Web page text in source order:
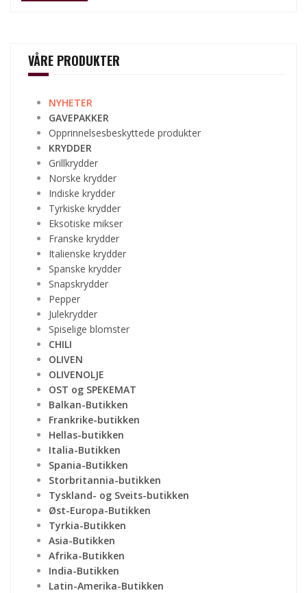
VÅRE PRODUKTER
NYHETER
GAVEPAKKER
Opprinnelsesbeskyttede produkter
KRYDDER
Grillkrydder
Norske krydder
Indiske krydder
Tyrkiske krydder
Eksotiske mikser
Franske krydder
Italienske krydder
Spanske krydder
Snapskrydder
Pepper
Julekrydder
Spiselige blomster
CHILI
OLIVEN
OLIVENOLJE
OST og SPEKEMAT
Balkan-Butikken
Frankrike-butikken
Hellas-butikken
Italia-Butikken
Spania-Butikken
Storbritannia-butikken
Tyskland- og Sveits-butikken
Øst-Europa-Butikken
Tyrkia-Butikken
Asia-Butikken
Afrika-Butikken
India-Butikken
Latin-Amerika-Butikken